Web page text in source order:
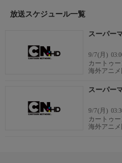
て働き、事件が起こるとスーパー
放送スケジュール一覧
スーパー
9/7(月)
カートゥ
海外アニ
スーパー
9/7(月)
カートゥ
海外アニ